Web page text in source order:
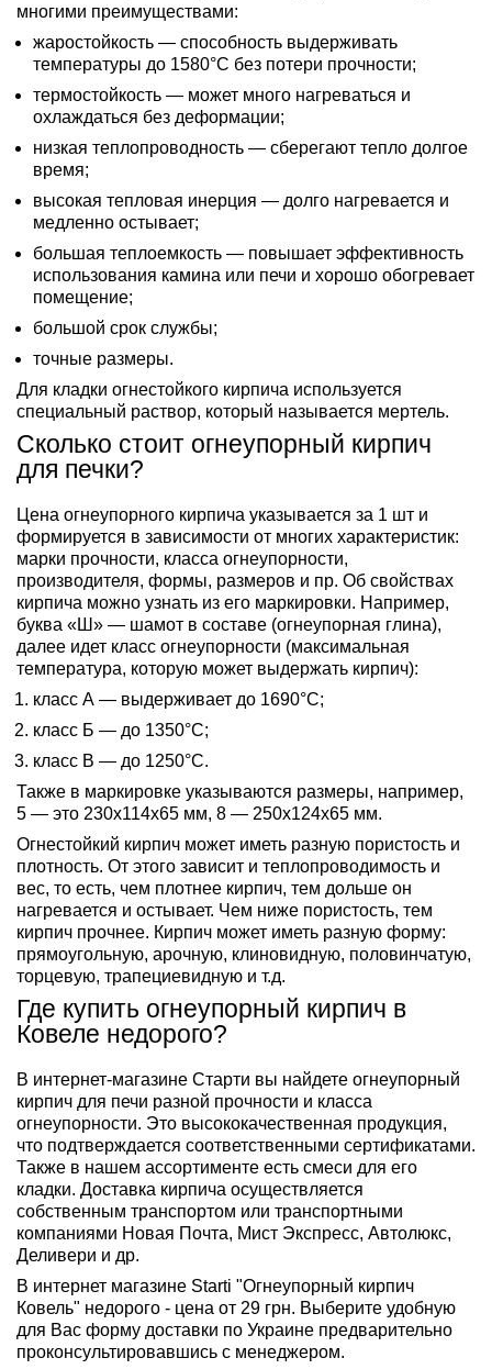
многими преимуществами:
жаростойкость — способность выдерживать
температуры до 1580°C без потери прочности;
термостойкость — может много нагреваться и
охлаждаться без деформации;
низкая теплопроводность — сберегают тепло долгое
время;
высокая тепловая инерция — долго нагревается и
медленно остывает;
большая теплоемкость — повышает эффективность
использования камина или печи и хорошо обогревает
помещение;
большой срок службы;
точные размеры.
Для кладки огнестойкого кирпича используется
специальный раствор, который называется мертель.
Сколько стоит огнеупорный кирпич
для печки?
Цена огнеупорного кирпича указывается за 1 шт и
формируется в зависимости от многих характеристик:
марки прочности, класса огнеупорности,
производителя, формы, размеров и пр. Об свойствах
кирпича можно узнать из его маркировки. Например,
буква «Ш» — шамот в составе (огнеупорная глина),
далее идет класс огнеупорности (максимальная
температура, которую может выдержать кирпич):
класс А — выдерживает до 1690°C;
класс Б — до 1350°C;
класс В — до 1250°C.
Также в маркировке указываются размеры, например,
5 — это 230х114х65 мм, 8 — 250х124х65 мм.
Огнестойкий кирпич может иметь разную пористость и
плотность. От этого зависит и теплопроводимость и
вес, то есть, чем плотнее кирпич, тем дольше он
нагревается и остывает. Чем ниже пористость, тем
кирпич прочнее. Кирпич может иметь разную форму:
прямоугольную, арочную, клиновидную, половинчатую,
торцевую, трапециевидную и т.д.
Где купить огнеупорный кирпич в
Ковеле недорого?
В интернет-магазине Старти вы найдете огнеупорный
кирпич для печи разной прочности и класса
огнеупорности. Это высококачественная продукция,
что подтверждается соответственными сертификатами.
Также в нашем ассортименте есть смеси для его
кладки. Доставка кирпича осуществляется
собственным транспортом или транспортными
компаниями Новая Почта, Мист Экспресс, Автолюкс,
Деливери и др.
В интернет магазине Starti "Огнеупорный кирпич
Ковель" недорого - цена от 29 грн. Выберите удобную
для Вас форму доставки по Украине предварительно
проконсультировавшись с менеджером.